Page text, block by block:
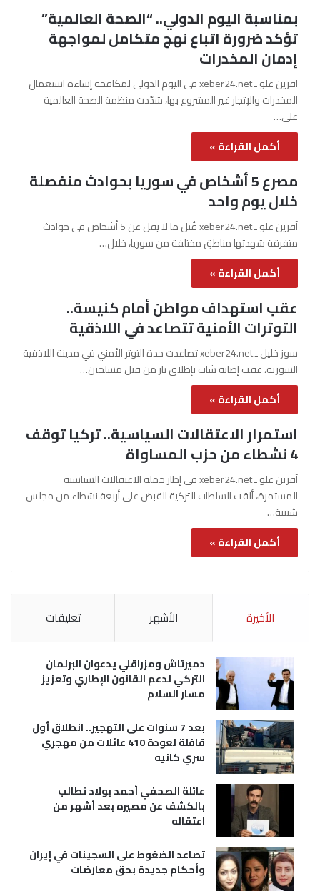
بمناسبة اليوم الدولي.. “الصحة العالمية”
تؤكد ضرورة اتباع نهج متكامل لمواجهة
إدمان المخدرات
آفرين علو ـ xeber24.net في اليوم الدولي لمكافحة إساءة استعمال
المخدرات والإتجار غير المشروع بها، شدّدت منظمة الصحة العالمية
على…
أكمل القراءة »
مصرع 5 أشخاص في سوريا بحوادث منفصلة
خلال يوم واحد
آفرين علو ـ xeber24.net قُتل ما لا يقل عن 5 أشخاص في حوادث
متفرقة شهدتها مناطق مختلفة من سوريا، خلال…
أكمل القراءة »
عقب استهداف مواطن أمام كنيسة..
التوترات الأمنية تتصاعد في اللاذقية
سوز خليل ـ xeber24.net تصاعدت حدة التوتر الأمني في مدينة اللاذقية
السورية، عقب إصابة شاب بإطلاق نار من قبل مسلحين…
أكمل القراءة »
استمرار الاعتقالات السياسية.. تركيا توقف
4 نشطاء من حزب المساواة
آفرين علو ـ xeber24.net في إطار حملة الاعتقالات السياسية
المستمرة، ألقت السلطات التركية القبض على أربعة نشطاء من مجلس
شبيبة…
أكمل القراءة »
الأخيرة الأشهر تعليقات
دميرتاش ومزراقلي يدعوان البرلمان
التركي لدعم القانون الإطاري وتعزيز
مسار السلام
بعد 7 سنوات على التهجير.. انطلاق أول
قافلة لعودة 410 عائلات من مهجري
سري كانيه
عائلة الصحفي أحمد بولاد تطالب
بالكشف عن مصيره بعد أشهر من
اعتقاله
تصاعد الضغوط على السجينات في إيران
وأحكام جديدة بحق معارضات